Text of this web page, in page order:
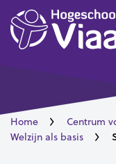
Home
Centrum
Welzijn als basis